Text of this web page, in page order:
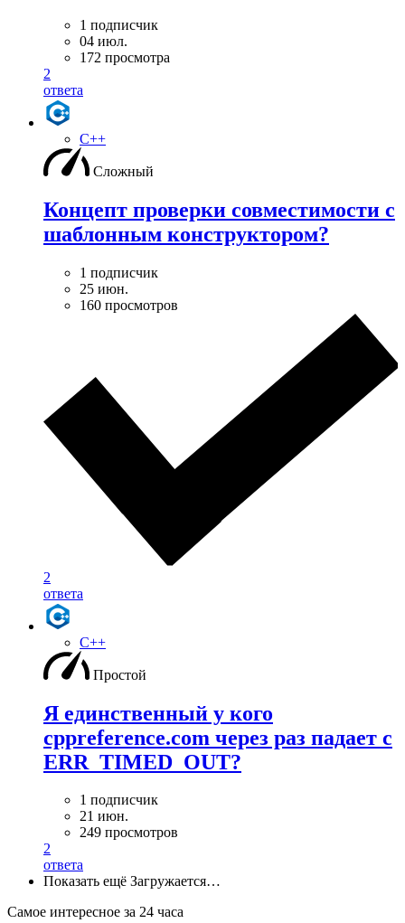
1 подписчик
04 июл.
172 просмотра
2
ответа
C++
Сложный
Концепт проверки совместимости с
шаблонным конструктором?
1 подписчик
25 июн.
160 просмотров
2
ответа
C++
Простой
Я единственный у кого
cppreference.com через раз падает с
ERR_TIMED_OUT?
1 подписчик
21 июн.
249 просмотров
2
ответа
Показать ещё Загружается…
Самое интересное за 24 часа